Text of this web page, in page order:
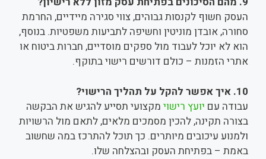
העסק חשוף לקנסות גבוהים, צווי סגירה מיידיים, החרמת
סחורה, אובדן מוניטין וחשיפה לתביעות משפטיות. בנוסף,
הוא לא יוכל לעבוד מול ספקים מוסדיים, חברות ביטוח או
אתרי הזמנות – כולם דורשים רישוי בתוקף.
10. איך אפשר להקל על תהליך הרישוי?
עבודה עם יועץ רישוי מקצועי תסייע להגיש את הבקשה
בצורה תקינה, להכין מסמכים מלאים, לתאם מול הרשויות
ולמנוע עיכובים מיותרים. כך תוכל להתרכז במה שחשוב
באמת – בפתיחת העסק ובהצלחה שלו.